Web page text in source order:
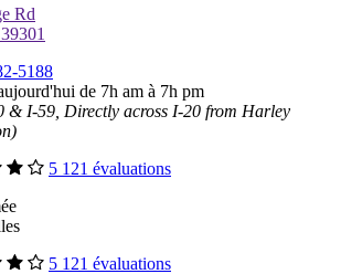
Rd
5188
de 7h am à 7h pm
& I-59, Directly across I-20 from Harley
5 121 évaluations
5 121 évaluations